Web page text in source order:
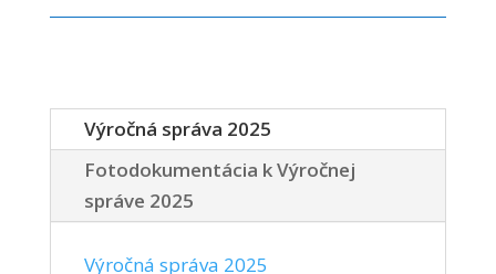
Výročná správa 2025
Fotodokumentácia k Výročnej
správe 2025
Výročná správa 2025